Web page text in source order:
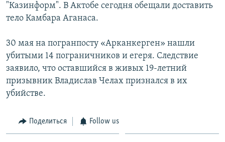
"Казинформ". В Актобе сегодня обещали доставить
тело Камбара Аганаса.
30 мая на погранпосту «Арканкерген» нашли
убитыми 14 пограничников и егеря. Следствие
заявило, что оставшийся в живых 19-летний
призывник Владислав Челах признался в их
убийстве.
Поделиться Follow us